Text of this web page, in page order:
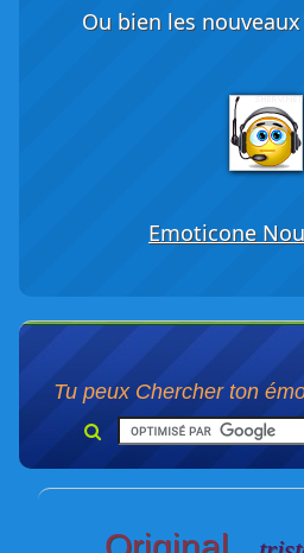
Ou bien les
Emoticone
Tu peux Chercher ton